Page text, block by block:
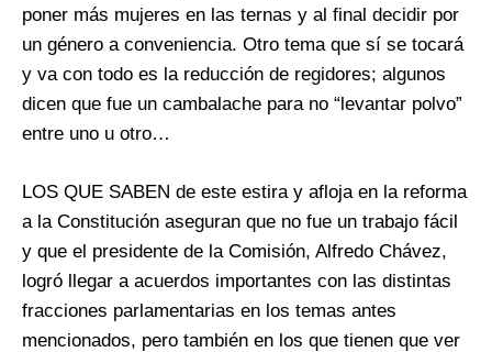
poner más mujeres en las ternas y al final decidir por
un género a conveniencia. Otro tema que sí se tocará
y va con todo es la reducción de regidores; algunos
dicen que fue un cambalache para no “levantar polvo”
entre uno u otro…
LOS QUE SABEN de este estira y afloja en la reforma
a la Constitución aseguran que no fue un trabajo fácil
y que el presidente de la Comisión, Alfredo Chávez,
logró llegar a acuerdos importantes con las distintas
fracciones parlamentarias en los temas antes
mencionados, pero también en los que tienen que ver